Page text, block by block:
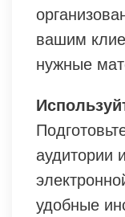
вашим
нужные
аудитории
удобные